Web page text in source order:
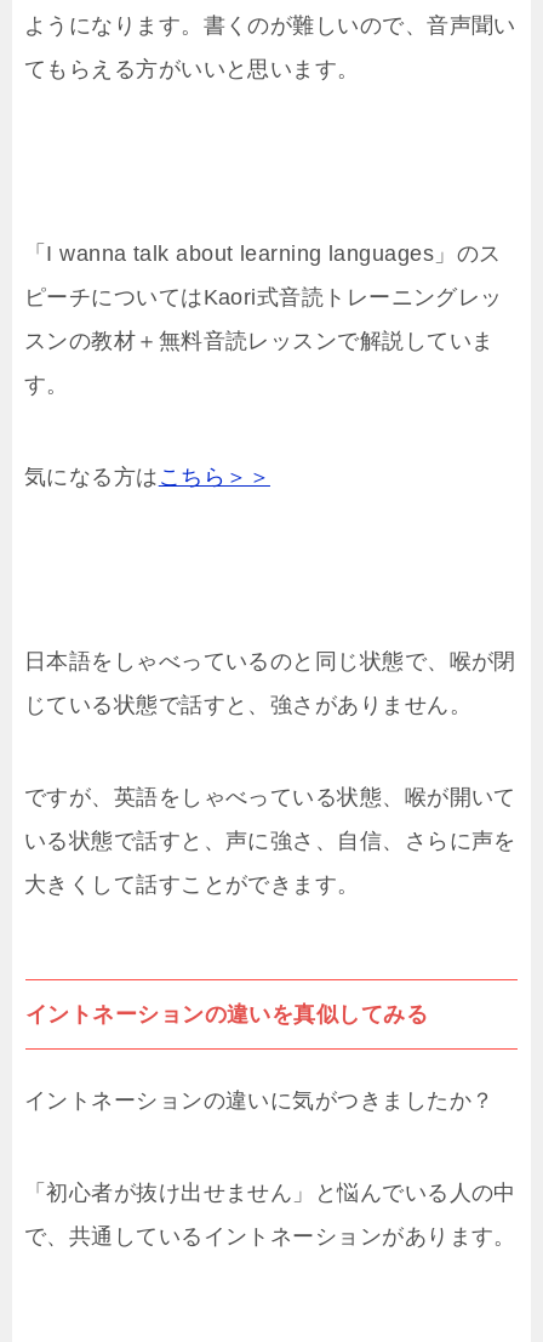
ようになります。書くのが難しいので、音声聞い
てもらえる方がいいと思います。
「I wanna talk about learning languages」のス
ピーチについてはKaori式音読トレーニングレッ
スンの教材＋無料音読レッスンで解説していま
す。
気になる方は こちら＞＞
日本語をしゃべっているのと同じ状態で、喉が閉
じている状態で話すと、強さがありません。
ですが、英語をしゃべっている状態、喉が開いて
いる状態で話すと、声に強さ、自信、さらに声を
大きくして話すことができます。
イントネーションの違いを真似してみる
イントネーションの違いに気がつきましたか？
「初心者が抜け出せません」と悩んでいる人の中
で、共通しているイントネーションがあります。